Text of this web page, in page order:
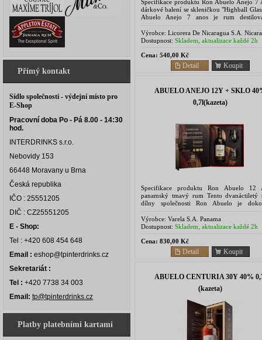
Přímý kontakt
Sídlo společnosti - výdejní místo pro
E-Shop
Pracovní doba Po - Pá 8.00 - 14:30
hod.
INTERDRINKS s.r.o.
Nebovidy 153
66448 Moravany u Brna
Česká republika
IČO : 25551205
DIČ : CZ25551205
E - Shop:
Tel : +420 608 454 648
Email : eshop@tpinterdrinks.cz
Sekretariát :
Tel : +420 7738 34 003
Email: tp@tpinterdrinks.cz
Platby platebními kartami
Specifikace produktu Ron Abuelo Anejo 7
dárkové balení se skleničkou "Highball
Abuelo Anejo 7 anos je rum
nejlepších sudů z...
Výrobce: Licorera De Nicaragua S.A.
Dostupnost: Skladem, aktualizace každé 2h
Cena: 540,00 Kč
Koupit
Detail
ABUELO ANEJO 12Y + SKLO
0,7l(kazeta)
Specifikace produktu Ron Abuelo 12
panamský tmavý rum Tento dvanáctiletý
dílny společnosti Ron Abuelo je
whiskey, které mu...
Výrobce: Varela S.A. Panama
Dostupnost: Skladem, aktualizace každé 2h
Cena: 830,00 Kč
Koupit
Detail
ABUELO CENTURIA 30Y 40%
(kazeta)